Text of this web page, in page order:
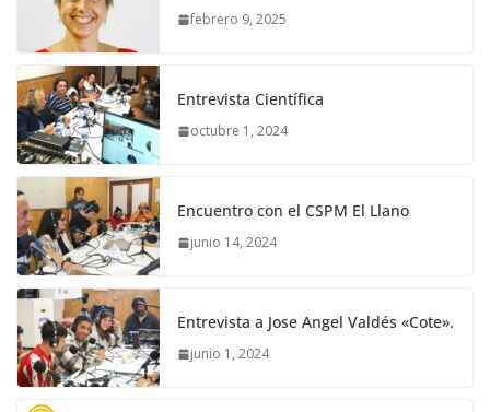
febrero 9, 2025
Entrevista Científica
octubre 1, 2024
Encuentro con el CSPM El Llano
junio 14, 2024
Entrevista a Jose Angel Valdés «Cote».
junio 1, 2024